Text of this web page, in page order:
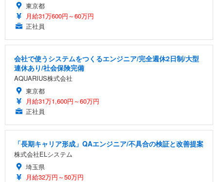
東京都
月給31万600円～60万円
正社員
会社で使うシステムをつくるエンジニア/完全週休2日制/大型
連休あり/社会保険完備
AQUARIUS株式会社
東京都
月給31万1,600円～60万円
正社員
「長期キャリア形成」QAエンジニア/不具合の検証と改善提案
株式会社ELシステム
埼玉県
月給32万円～50万円